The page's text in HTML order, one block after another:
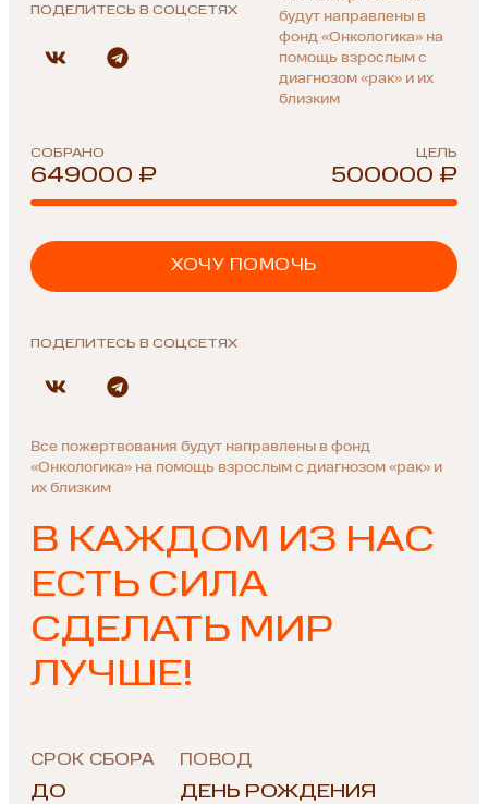
ПОДЕЛИТЕСЬ В СОЦСЕТЯХ
будут направлены в
фонд «Онкологика» на
помощь взрослым с
диагнозом «рак» и их
близким
СОБРАНО ЦЕЛЬ
649000 ₽ 500000 ₽
ХОЧУ ПОМОЧЬ
ПОДЕЛИТЕСЬ В СОЦСЕТЯХ
Все пожертвования будут направлены в фонд
«Онкологика» на помощь взрослым с диагнозом «рак» и
их близким
В КАЖДОМ ИЗ НАС
ЕСТЬ СИЛА
СДЕЛАТЬ МИР
ЛУЧШЕ!
СРОК СБОРА
ДО
ПОВОД
ДЕНЬ РОЖДЕНИЯ